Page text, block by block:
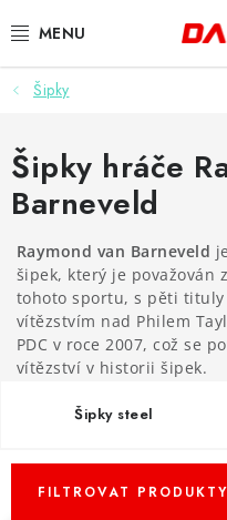
na
ŠIPKY
TERČE
DOPLŇKY K TERČI
LETKY
NÁSADKY
PŘÍSLUŠENSTVÍ
Šipky
Šipky hráče
Barneveld
Raymond van Barneveld
šipek, který je považován
tohoto sportu, s pěti tituly
vítězstvím nad Philem
PDC v roce 2007, což se
vítězství v historii šipek.
Šipky steel
FILTROVAT PRODUKTY